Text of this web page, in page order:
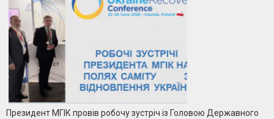
Президент МГІК провів робочу зустріч із Головою Державного